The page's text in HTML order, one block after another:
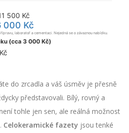
500 Kč
000 Kč
laboratoř a cementaci. Nejedná se o závaznou nabídku.
(cca 3 000 Kč)
do zrcadla a váš úsměv je přesně
představovali. Bílý, rovný a
tohle jen sen, ale reálná možnost
Celokeramické fazety jsou tenké